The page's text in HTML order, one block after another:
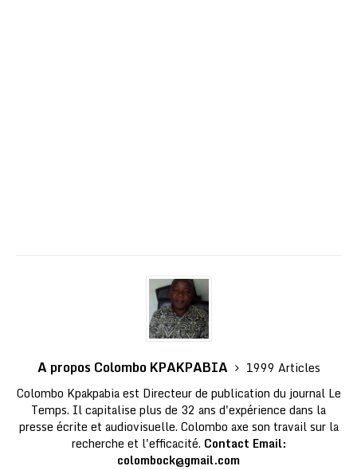
A propos Colombo KPAKPABIA
1999 Articles
Colombo Kpakpabia est Directeur de publication du journal Le
Temps. Il capitalise plus de 32 ans d'expérience dans la
presse écrite et audiovisuelle. Colombo axe son travail sur la
recherche et l'efficacité. Contact Email:
colombock@gmail.com